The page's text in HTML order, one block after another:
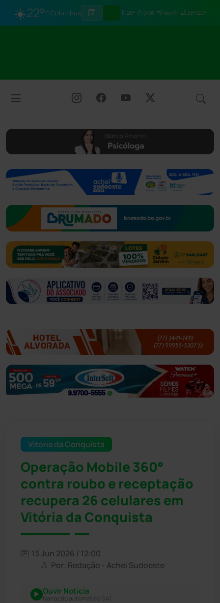
☀️22° Columbus 25° 94% 4km/h 33°/20°
Vitória da Conquista
Operação Mobile 360°
contra roubo e receptação
recupera 26 celulares em
Vitória da Conquista
13 Jun 2026 / 12:00
Por: Redação - Achei Sudoeste
Ouvir Notícia
Narração automática (IA)